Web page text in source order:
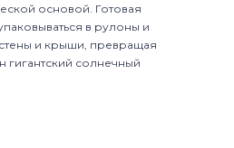
основой. Готовая
в рулоны и
и крыши, превращая
гигантский солнечный